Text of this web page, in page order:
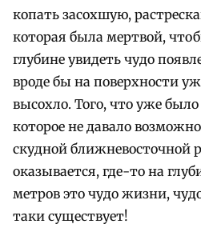
копать засохшую,
которая была мертвой,
глубине увидеть чудо
вроде бы на поверхности
высохло. Того, что уже
которое не давало
скудной ближневосточной
оказывается, где-то на
метров это чудо жизни,
таки существует!